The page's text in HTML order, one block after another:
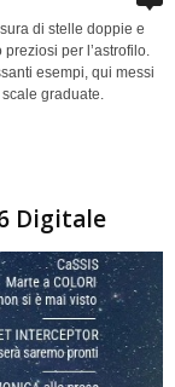
di stelle doppie e
per l’astrofilo.
esempi, qui messi
graduate.
Digitale